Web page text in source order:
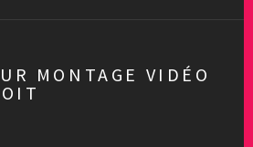
MONTAGE VIDÉO